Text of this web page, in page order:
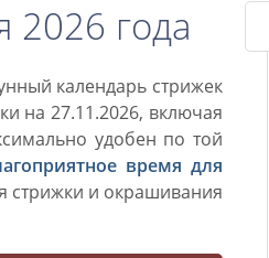
2026 года
календарь стрижек
на 27.11.2026, включая
удобен по той
время для
стрижки и окрашивания